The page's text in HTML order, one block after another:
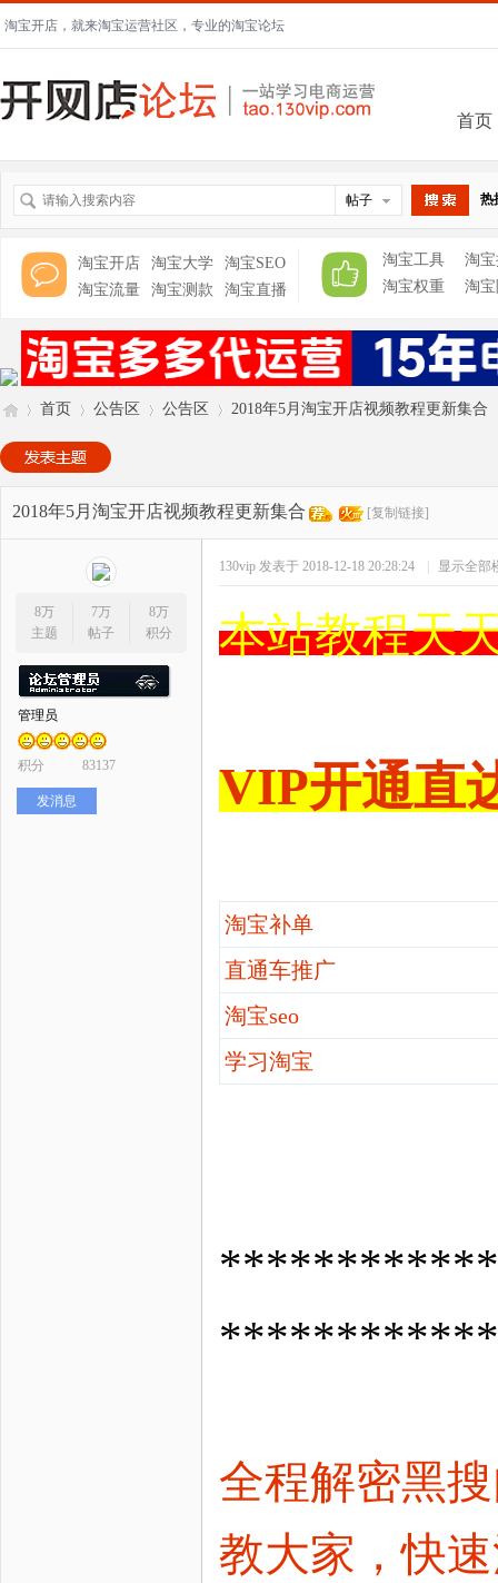
淘宝开店，就来淘宝运营社区，专业的淘宝论坛
首页
帖子 热
淘宝开店 淘宝大学
淘宝SEO
淘宝流量
淘宝测款 淘宝直播
淘宝工具
淘
淘宝权重
淘
开»
首页
›
公告区
›
公告区
›
2018年5月淘宝开店视频教程更新集合
2018年5月淘宝开店视频教程更新集合 [复制链接]
8万
主题
7万
帖子
8万
积分
管理员
积分 83137
发消息
130vip 发表于 2018-12-18 20:28:24 | 显示全部
本站教程天
VIP开通直
淘宝补单
直通车推广
淘宝seo
学习淘宝
全程解密黑
教大家，快